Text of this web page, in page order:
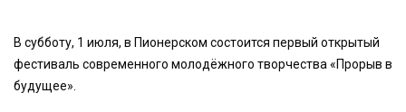
В субботу, 1 июля, в Пионерском состоится первый открытый
фестиваль современного молодёжного творчества «Прорыв в
будущее».